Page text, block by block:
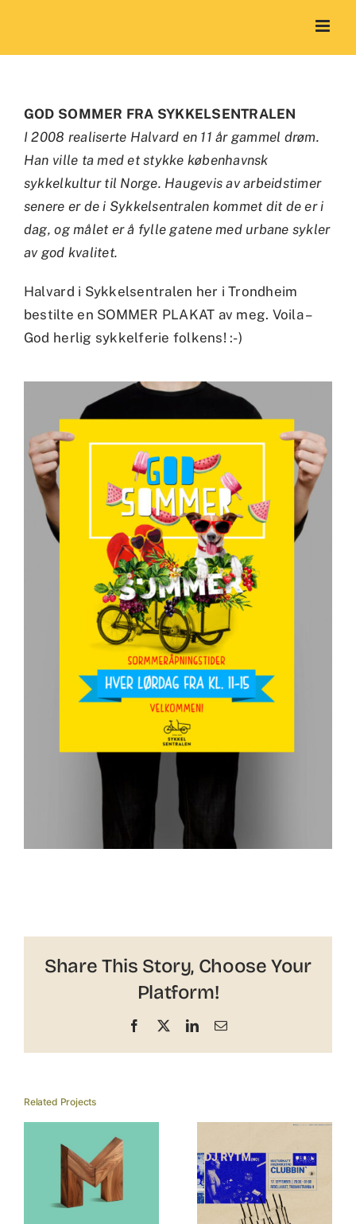
content
GOD SOMMER FRA SYKKELSENTRALEN
I 2008 realiserte Halvard en 11 år gammel drøm.
Han ville ta med et stykke københavnsk
sykkelkultur til Norge. Haugevis av arbeidstimer
senere er de i Sykkelsentralen kommet dit de er i
dag, og målet er å fylle gatene med urbane sykler
av god kvalitet.
Halvard i Sykkelsentralen her i Trondheim
bestilte en SOMMER PLAKAT av meg. Voila –
God herlig sykkelferie folkens! :-)
Share This Story, Choose Your
Platform!
Facebook LinkedInEmail
Related Projects